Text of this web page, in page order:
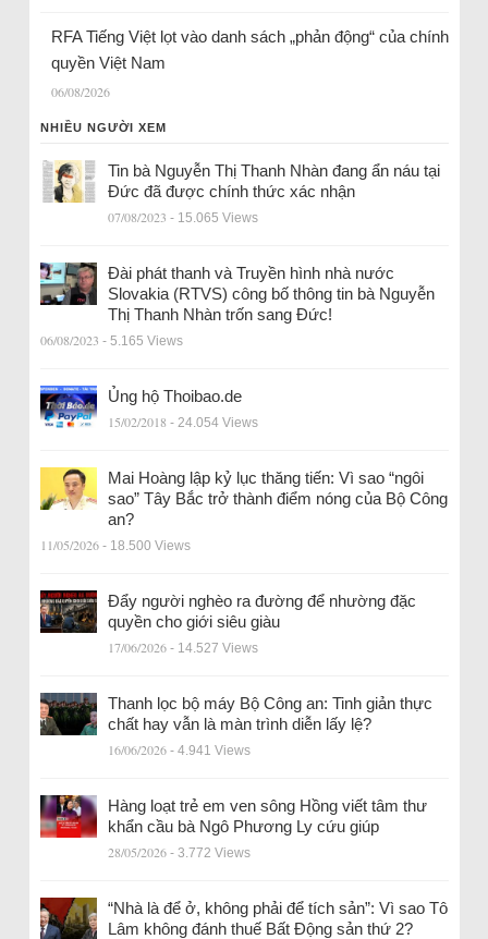
RFA Tiếng Việt lọt vào danh sách „phản động“ của chính
quyền Việt Nam
06/08/2026
NHIỀU NGƯỜI XEM
Tin bà Nguyễn Thị Thanh Nhàn đang ẩn náu tại
Đức đã được chính thức xác nhận
07/08/2023 - 15.065 Views
Đài phát thanh và Truyền hình nhà nước
Slovakia (RTVS) công bố thông tin bà Nguyễn
Thị Thanh Nhàn trốn sang Đức!
06/08/2023 - 5.165 Views
Ủng hộ Thoibao.de
15/02/2018 - 24.054 Views
Mai Hoàng lập kỷ lục thăng tiến: Vì sao “ngôi
sao” Tây Bắc trở thành điểm nóng của Bộ Công
an?
11/05/2026 - 18.500 Views
Đẩy người nghèo ra đường để nhường đặc
quyền cho giới siêu giàu
17/06/2026 - 14.527 Views
Thanh lọc bộ máy Bộ Công an: Tinh giản thực
chất hay vẫn là màn trình diễn lấy lệ?
16/06/2026 - 4.941 Views
Hàng loạt trẻ em ven sông Hồng viết tâm thư
khẩn cầu bà Ngô Phương Ly cứu giúp
28/05/2026 - 3.772 Views
“Nhà là để ở, không phải để tích sản”: Vì sao Tô
Lâm không đánh thuế Bất Động sản thứ 2?